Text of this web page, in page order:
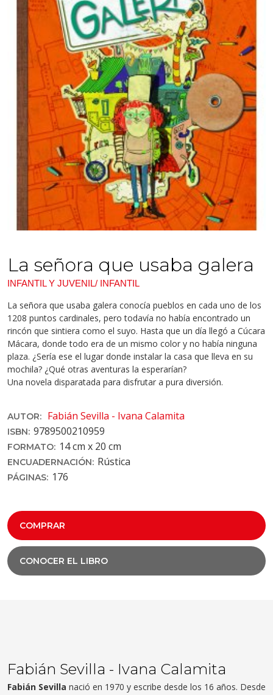
La señora que usaba galera
INFANTIL Y JUVENIL/ INFANTIL
La señora que usaba galera conocía pueblos en cada uno de los
1208 puntos cardinales, pero todavía no había encontrado un
rincón que sintiera como el suyo. Hasta que un día llegó a Cúcara
Mácara, donde todo era de un mismo color y no había ninguna
plaza. ¿Sería ese el lugar donde instalar la casa que lleva en su
mochila? ¿Qué otras aventuras la esperarían?
Una novela disparatada para disfrutar a pura diversión.
AUTOR: Fabián Sevilla - Ivana Calamita
ISBN: 9789500210959
FORMATO: 14 cm x 20 cm
ENCUADERNACIÓN: Rústica
PÁGINAS: 176
COMPRAR
CONOCER EL LIBRO
Fabián Sevilla - Ivana Calamita
Fabián Sevilla nació en 1970 y escribe desde los 16 años. Desde